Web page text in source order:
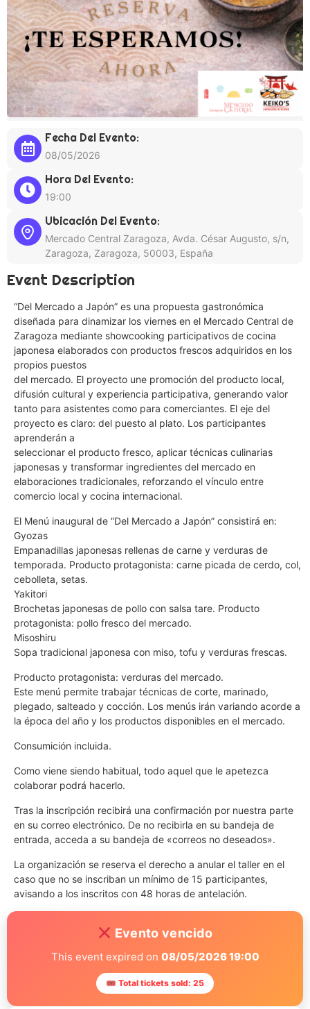
Fecha Del Evento:
08/05/2026
Hora Del Evento:
19:00
Ubicación Del Evento:
Mercado Central Zaragoza, Avda. César Augusto, s/n,
Zaragoza, Zaragoza, 50003, España
Event Description
“Del Mercado a Japón” es una propuesta gastronómica
diseñada para dinamizar los viernes en el Mercado Central de
Zaragoza mediante showcooking participativos de cocina
japonesa elaborados con productos frescos adquiridos en los
propios puestos
del mercado. El proyecto une promoción del producto local,
difusión cultural y experiencia participativa, generando valor
tanto para asistentes como para comerciantes. El eje del
proyecto es claro: del puesto al plato. Los participantes
aprenderán a
seleccionar el producto fresco, aplicar técnicas culinarias
japonesas y transformar ingredientes del mercado en
elaboraciones tradicionales, reforzando el vínculo entre
comercio local y cocina internacional.
El Menú inaugural de “Del Mercado a Japón” consistirá en:
Gyozas
Empanadillas japonesas rellenas de carne y verduras de
temporada. Producto protagonista: carne picada de cerdo, col,
cebolleta, setas.
Yakitori
Brochetas japonesas de pollo con salsa tare. Producto
protagonista: pollo fresco del mercado.
Misoshiru
Sopa tradicional japonesa con miso, tofu y verduras frescas.
Producto protagonista: verduras del mercado.
Este menú permite trabajar técnicas de corte, marinado,
plegado, salteado y cocción. Los menús irán variando acorde a
la época del año y los productos disponibles en el mercado.
Consumición incluida.
Como viene siendo habitual, todo aquel que le apetezca
colaborar podrá hacerlo.
Tras la inscripción recibirá una confirmación por nuestra parte
en su correo electrónico. De no recibirla en su bandeja de
entrada, acceda a su bandeja de «correos no deseados».
La organización se reserva el derecho a anular el taller en el
caso que no se inscriban un mínimo de 15 participantes,
avisando a los inscritos con 48 horas de antelación.
Evento vencido
This event expired on 08/05/2026 19:00
🎟 Total tickets sold: 25